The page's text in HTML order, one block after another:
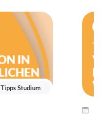
Tipps Studium